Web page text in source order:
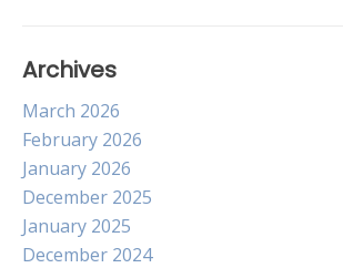
Archives
March 2026
February 2026
January 2026
December 2025
January 2025
December 2024